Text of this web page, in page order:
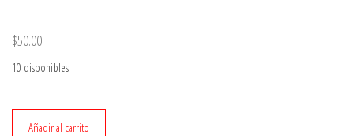
$50.00
10 disponibles
Añadir al carrito